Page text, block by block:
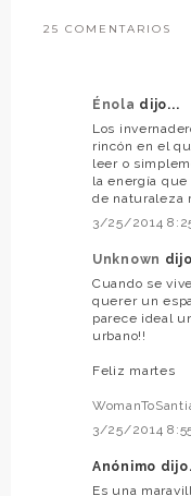
25 COMENTARIOS
Énola dijo...
Los
rincón en el
leer o
la energía que
de naturaleza
3/25/2014
Unknown
Cuando se
querer un
parece ideal
urbano!!
Feliz martes
3/25/2014 8:55
Anónimo
Es una